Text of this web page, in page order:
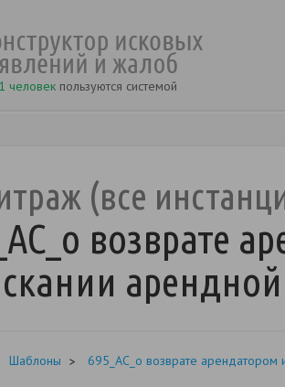
человек пользуются системой
(все
возврате
Шаблоны 695_АС_о возврате арендатором